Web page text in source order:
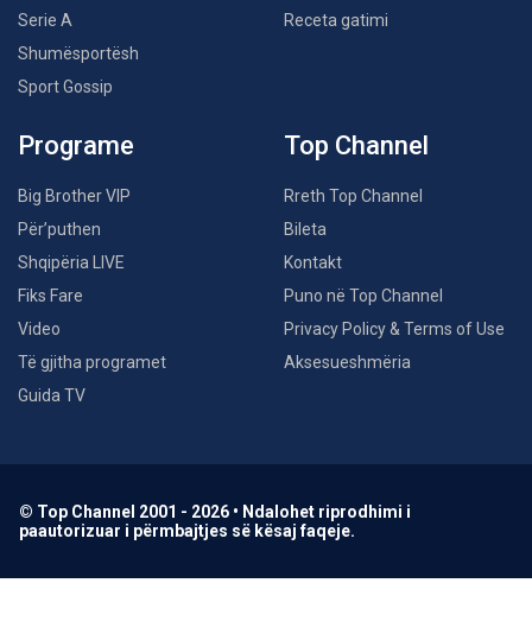
Serie A
Shumësportësh
Sport Gossip
Receta gatimi
Programe
Big Brother VIP
Për’puthen
Shqipëria LIVE
Fiks Fare
Video
Të gjitha programet
Guida TV
Top Channel
Rreth Top Channel
Bileta
Kontakt
Puno në Top Channel
Privacy Policy & Terms of Use
Aksesueshmëria
© Top Channel 2001 - 2026 • Ndalohet riprodhimi i
paautorizuar i përmbajtjes së kësaj faqeje.